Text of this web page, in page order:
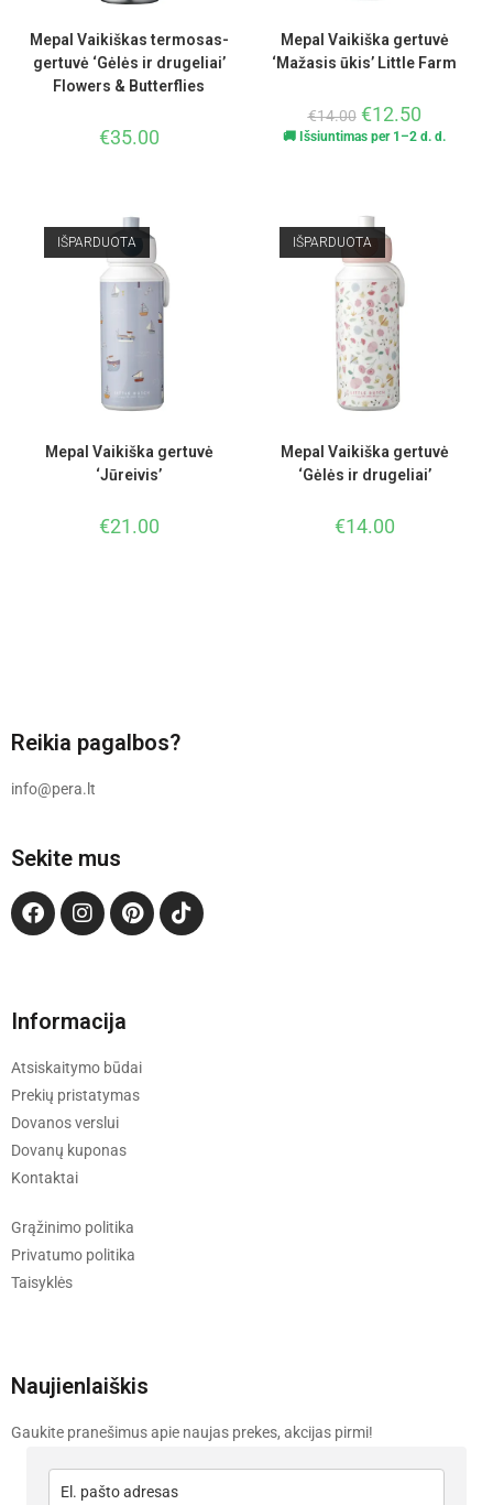
Mepal Vaikiškas termosas-
gertuvė ‘Gėlės ir drugeliai’
Flowers & Butterflies
€35.00
Mepal Vaikiška gertuvė
‘Mažasis ūkis’ Little Farm
€14.00 €12.50
🚚 Išsiuntimas per 1–2 d. d.
IŠPARDUOTA
Mepal Vaikiška gertuvė
‘Jūreivis’
€21.00
IŠPARDUOTA
Mepal Vaikiška gertuvė
‘Gėlės ir drugeliai’
€14.00
Reikia pagalbos?
info@pera.lt
Sekite mus
Informacija
Atsiskaitymo būdai
Prekių pristatymas
Dovanos verslui
Dovanų kuponas
Kontaktai
Grąžinimo politika
Privatumo politika
Taisyklės
Naujienlaiškis
Gaukite pranešimus apie naujas prekes, akcijas pirmi!